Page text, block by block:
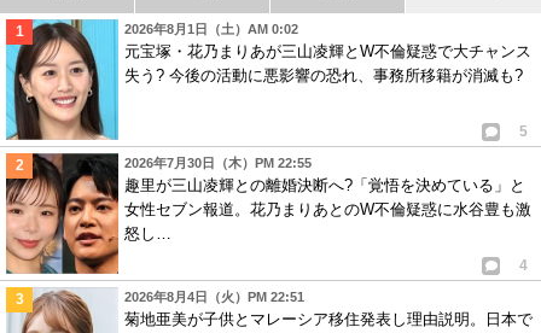
2026年8月1日（土）AM 0:02
元宝塚・花乃まりあが三山凌輝とW不倫疑惑で大チャンス
失う? 今後の活動に悪影響の恐れ、事務所移籍が消滅も?
5
2026年7月30日（木）PM 22:55
趣里が三山凌輝との離婚決断へ?「覚悟を決めている」と
女性セブン報道。花乃まりあとのW不倫疑惑に水谷豊も激
怒し…
4
2026年8月4日（火）PM 22:51
菊地亜美が子供とマレーシア移住発表し理由説明。日本で